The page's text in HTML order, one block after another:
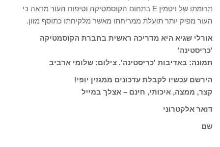
תרומתו של ויטמין E בתחום הקוסמטיקה וטיפוח העור מראה כי
העור מפיק יותר תועלת ממריחתו מאשר מלקיחתו כתוסף מזון.
אורלי שגיא היא מדריכה ראשית בחברת הקוסמטיקה
'כריסטינה'
תמונה: באדיבות 'כריסטינה'. צילום: שלומי ארביב
הירשם עכשיו לקבלת עדכונים ממגזין יופי!
קצר, ממצה, איכותי, חינם – אצלך במייל
דואר אלקטרוני
שם